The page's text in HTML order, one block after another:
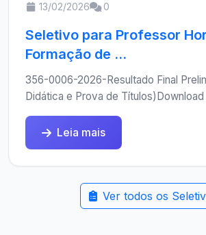
13/02/2026 0
Seletivo para Professor
Formação de ...
356-0006-2026-Resultado Final
Didática e Prova de Títulos)Download
Leia mais
Ver todos os